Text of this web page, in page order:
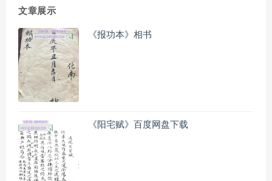
文章展示
《报功本》相书
《阳宅赋》百度网盘下载